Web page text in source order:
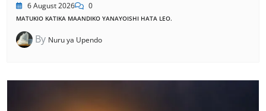
6 August 2026 0
MATUKIO KATIKA MAANDIKO YANAYOISHI HATA LEO.
By Nuru ya Upendo